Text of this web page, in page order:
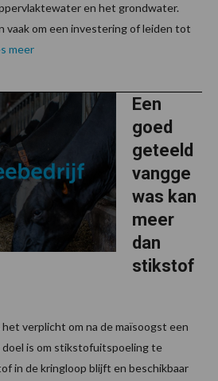
en het grondwater.
vaak om een investering of leiden tot
meer
Een
goed
geteeld
vangge
was kan
meer
dan
stikstof
verplicht om na de maïsoogst een
is om stikstofuitspoeling te
in de kringloop blijft en beschikbaar